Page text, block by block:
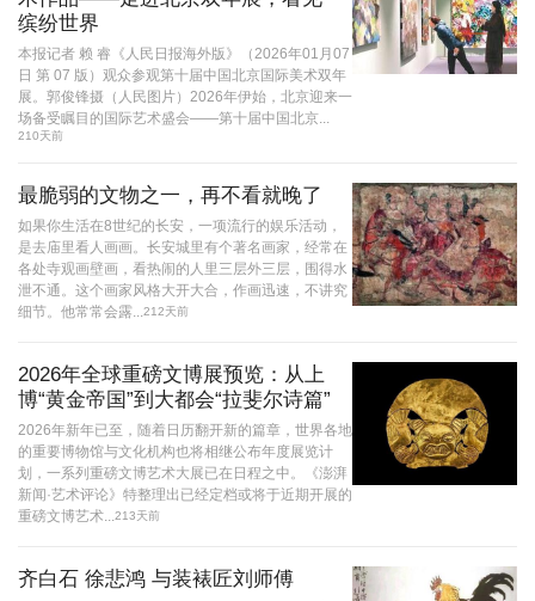
缤纷世界
本报记者 赖 睿《人民日报海外版》（2026年01月07
日 第 07 版）观众参观第十届中国北京国际美术双年
展。郭俊锋摄（人民图片）2026年伊始，北京迎来一
场备受瞩目的国际艺术盛会——第十届中国北京...
210天前
最脆弱的文物之一，再不看就晚了
如果你生活在8世纪的长安，一项流行的娱乐活动，
是去庙里看人画画。长安城里有个著名画家，经常在
各处寺观画壁画，看热闹的人里三层外三层，围得水
泄不通。这个画家风格大开大合，作画迅速，不讲究
细节。他常常会露...
212天前
2026年全球重磅文博展预览：从上
博“黄金帝国”到大都会“拉斐尔诗篇”
2026年新年已至，随着日历翻开新的篇章，世界各地
的重要博物馆与文化机构也将相继公布年度展览计
划，一系列重磅文博艺术大展已在日程之中。《澎湃
新闻·艺术评论》特整理出已经定档或将于近期开展的
重磅文博艺术...
213天前
齐白石 徐悲鸿 与装裱匠刘师傅